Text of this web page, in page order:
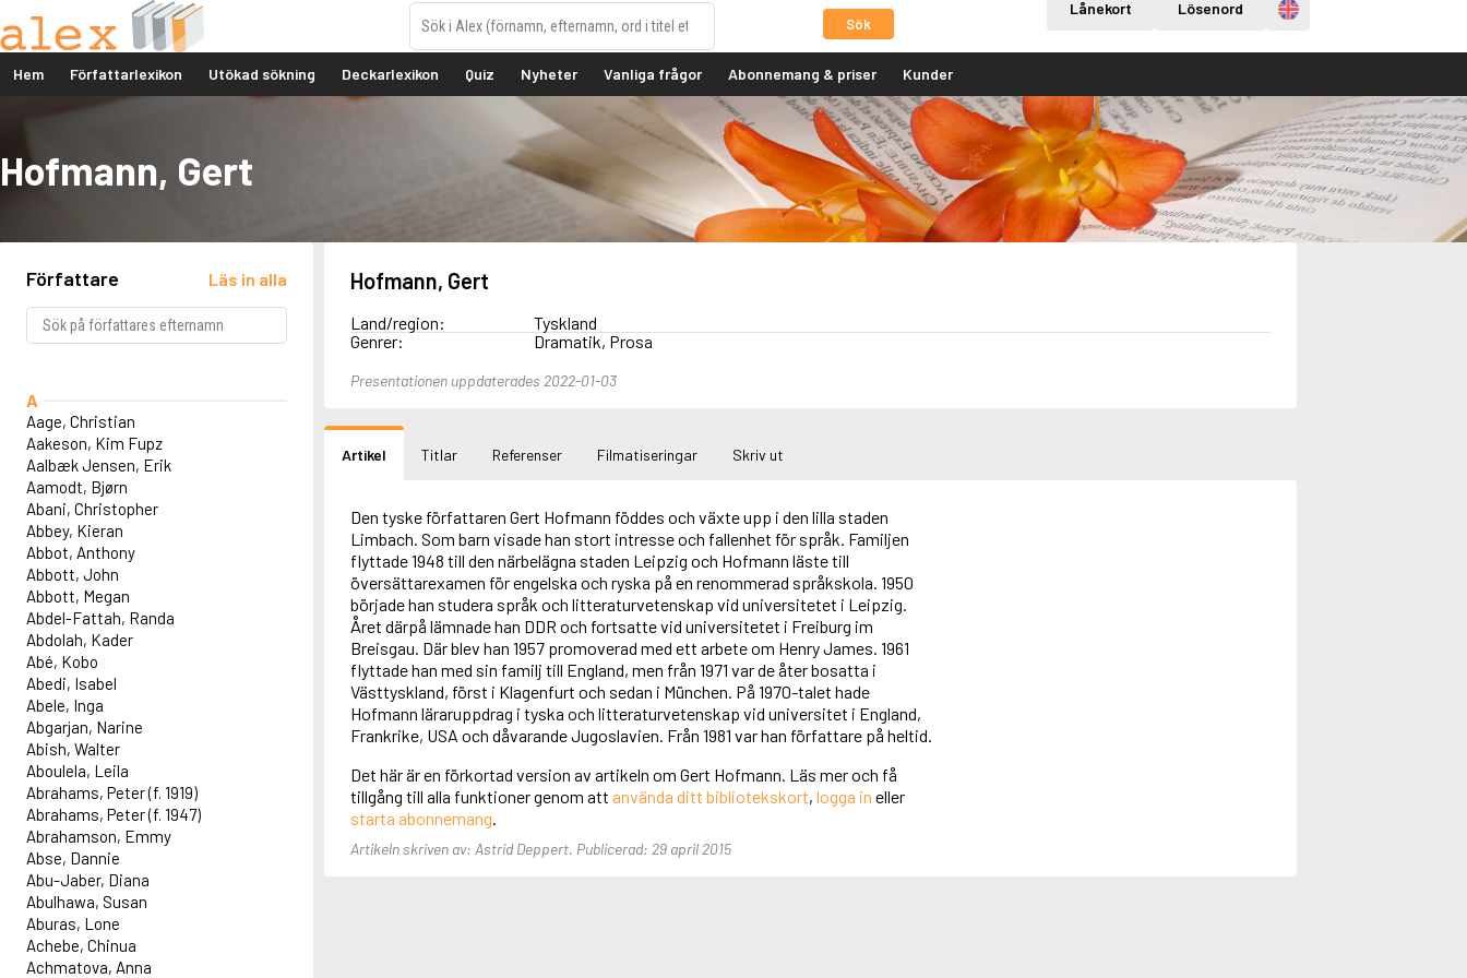
Sök
Lånekort Lösenord Engelska
Hem Författarlexikon Utökad sökning Deckarlexikon Quiz Nyheter Vanliga frågor Abonnemang & priser Kunder
Hofmann, Gert
Författare Läs in alla
A
Aage, Christian
Aakeson, Kim Fupz
Aalbæk Jensen, Erik
Aamodt, Bjørn
Abani, Christopher
Abbey, Kieran
Abbot, Anthony
Abbott, John
Abbott, Megan
Abdel-Fattah, Randa
Abdolah, Kader
Abé, Kobo
Abedi, Isabel
Abele, Inga
Abgarjan, Narine
Abish, Walter
Aboulela, Leila
Abrahams, Peter (f. 1919)
Abrahams, Peter (f. 1947)
Abrahamson, Emmy
Abse, Dannie
Abu-Jaber, Diana
Abulhawa, Susan
Aburas, Lone
Achebe, Chinua
Achmatova, Anna
Hofmann, Gert
Land/region:
Tyskland
Genrer:
Dramatik, Prosa
Presentationen uppdaterades 2022-01-03
Artikel Titlar Referenser Filmatiseringar Skriv ut
Den tyske författaren Gert Hofmann föddes och växte upp i den lilla staden
Limbach. Som barn visade han stort intresse och fallenhet för språk. Familjen
flyttade 1948 till den närbelägna staden Leipzig och Hofmann läste till
översättarexamen för engelska och ryska på en renommerad språkskola. 1950
började han studera språk och litteraturvetenskap vid universitetet i Leipzig.
Året därpå lämnade han DDR och fortsatte vid universitetet i Freiburg im
Breisgau. Där blev han 1957 promoverad med ett arbete om Henry James. 1961
flyttade han med sin familj till England, men från 1971 var de åter bosatta i
Västtyskland, först i Klagenfurt och sedan i München. På 1970-talet hade
Hofmann läraruppdrag i tyska och litteraturvetenskap vid universitet i England,
Frankrike, USA och dåvarande Jugoslavien. Från 1981 var han författare på heltid.
Det här är en förkortad version av artikeln om Gert Hofmann. Läs mer och få
tillgång till alla funktioner genom att använda ditt bibliotekskort, logga in eller
starta abonnemang.
Artikeln skriven av: Astrid Deppert. Publicerad: 29 april 2015